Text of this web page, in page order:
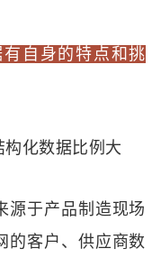
自身的特点和挑
化数据比例大
源于产品制造现场
的客户、供应商数